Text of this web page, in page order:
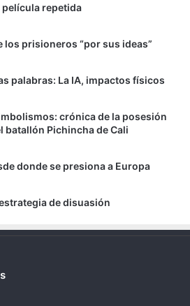
película repetida
los prisioneros “por sus ideas”
palabras: La IA, impactos físicos
crónica de la posesión
batallón Pichincha de Cali
donde se presiona a Europa
de disuasión